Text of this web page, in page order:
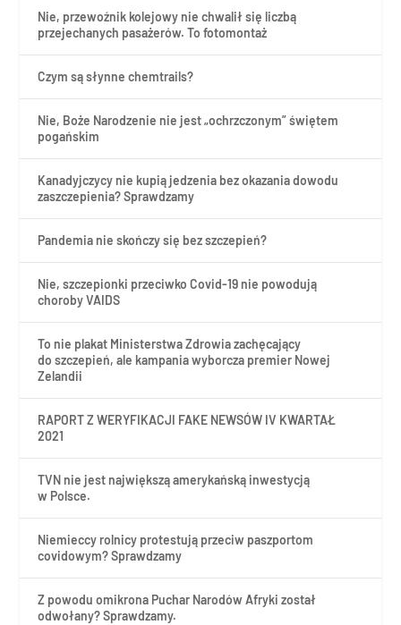
Nie, przewoźnik kolejowy nie chwalił się liczbą
przejechanych pasażerów. To fotomontaż
Czym są słynne chemtrails?
Nie, Boże Narodzenie nie jest „ochrzczonym” świętem
pogańskim
Kanadyjczycy nie kupią jedzenia bez okazania dowodu
zaszczepienia? Sprawdzamy
Pandemia nie skończy się bez szczepień?
Nie, szczepionki przeciwko Covid-19 nie powodują
choroby VAIDS
To nie plakat Ministerstwa Zdrowia zachęcający
do szczepień, ale kampania wyborcza premier Nowej
Zelandii
RAPORT Z WERYFIKACJI FAKE NEWSÓW IV KWARTAŁ
2021
TVN nie jest największą amerykańską inwestycją
w Polsce.
Niemieccy rolnicy protestują przeciw paszportom
covidowym? Sprawdzamy
Z powodu omikrona Puchar Narodów Afryki został
odwołany? Sprawdzamy.